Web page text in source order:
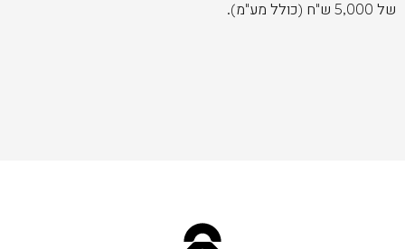
של 5,000 ש"ח (כולל מע"מ).